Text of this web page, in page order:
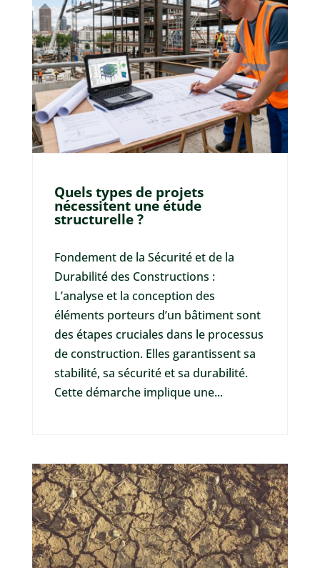
Quels types de projets
nécessitent une étude
structurelle ?
Fondement de la Sécurité et de la
Durabilité des Constructions :
L’analyse et la conception des
éléments porteurs d’un bâtiment sont
des étapes cruciales dans le processus
de construction. Elles garantissent sa
stabilité, sa sécurité et sa durabilité.
Cette démarche implique une...